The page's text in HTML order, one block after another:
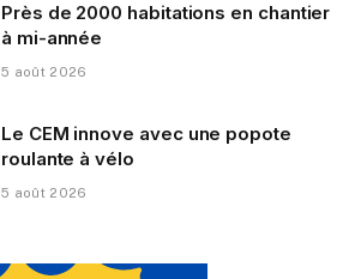
Près de 2000 habitations en chantier
à mi-année
5 août 2026
Le CEM innove avec une popote
roulante à vélo
5 août 2026